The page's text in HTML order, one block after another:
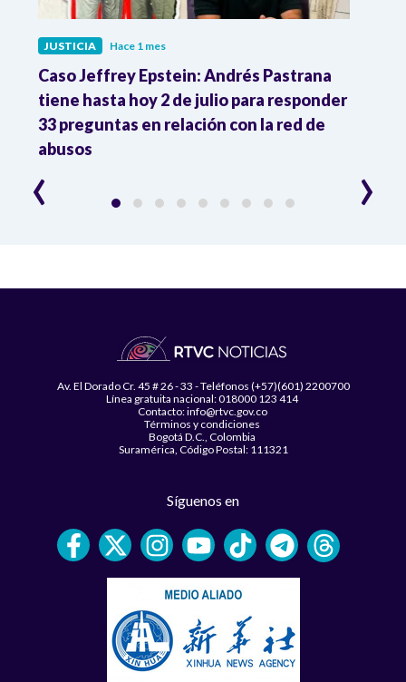
JUSTICIA Hace 1 mes
Caso Jeffrey Epstein: Andrés Pastrana
tiene hasta hoy 2 de julio para responder
33 preguntas en relación con la red de
abusos
‹ ›
Av. El Dorado Cr. 45 # 26 - 33 - Teléfonos (+57)(601) 2200700
Línea gratuita nacional: 018000 123 414
Contacto: info@rtvc.gov.co
Términos y condiciones
Bogotá D.C., Colombia
Suramérica, Código Postal: 111321
Síguenos en